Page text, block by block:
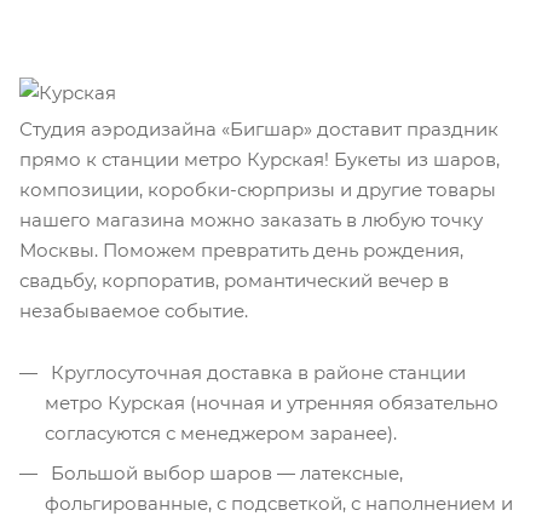
Студия аэродизайна «Бигшар» доставит праздник
прямо к станции метро Курская! Букеты из шаров,
композиции, коробки-сюрпризы и другие товары
нашего магазина можно заказать в любую точку
Москвы. Поможем превратить день рождения,
свадьбу, корпоратив, романтический вечер в
незабываемое событие.
Круглосуточная доставка в районе станции
метро Курская (ночная и утренняя обязательно
согласуются с менеджером заранее).
Большой выбор шаров — латексные,
фольгированные, с подсветкой, с наполнением и